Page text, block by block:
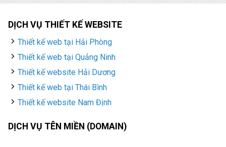
DỊCH VỤ THIẾT KẾ WEBSITE
Thiết kế web tại Hải Phòng
Thiết kế web tại Quảng Ninh
Thiết kế website Hải Dương
Thiết kế web tại Thái Bình
Thiết kế website Nam Định
DỊCH VỤ TÊN MIỀN (DOMAIN)